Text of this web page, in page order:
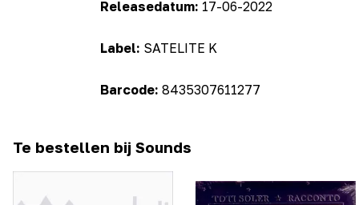
Releasedatum: 17-06-2022
Label: SATELITE K
Barcode: 8435307611277
Te bestellen bij Sounds